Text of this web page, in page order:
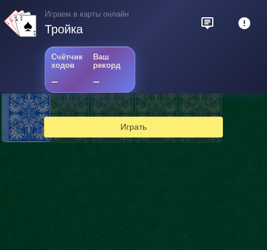
Играем в карты онлайн
Тройка
Счётчик
ходов
–
Ваш
рекорд
–
Играть